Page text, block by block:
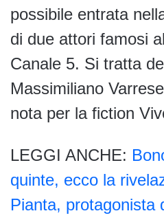
possibile entrata
di due attori famosi
Canale 5. Si tratta
Massimiliano
nota per la fiction
LEGGI ANCHE:
quinte, ecco la
Pianta, protagonista